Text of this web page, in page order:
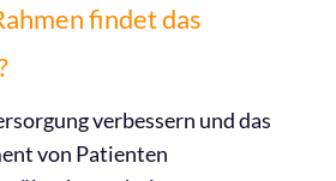
findet das
verbessern und das
von Patienten